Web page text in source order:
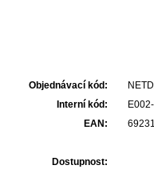
Objednávací kód:
Interní kód:
EAN:
Dostupnost: